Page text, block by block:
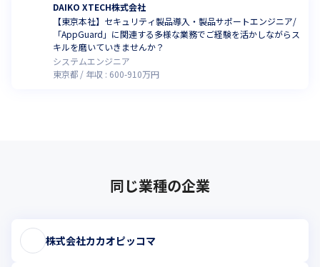
DAIKO XTECH株式会社
【東京本社】セキュリティ製品導入・製品サポートエンジニア/
「AppGuard」に関連する多様な業務でご経験を活かしながらス
キルを磨いていきませんか？
システムエンジニア
東京都
年収 : 600-910万円
同じ業種の企業
株式会社カカオピッコマ